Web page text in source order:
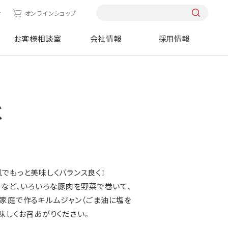
オンラインショップ
お客様相談室 会社情報 採用情報
っと美味しくバランス良く！
ど、いろいろな豚肉を野菜で巻いて、
庭で作るキルムジャン（ごま油に塩を
くお召あがりください。